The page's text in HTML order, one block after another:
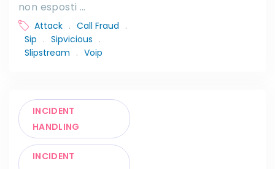
non esposti …
Attack . Call Fraud .
Sip . Sipvicious .
Slipstream . Voip
INCIDENT
HANDLING
INCIDENT